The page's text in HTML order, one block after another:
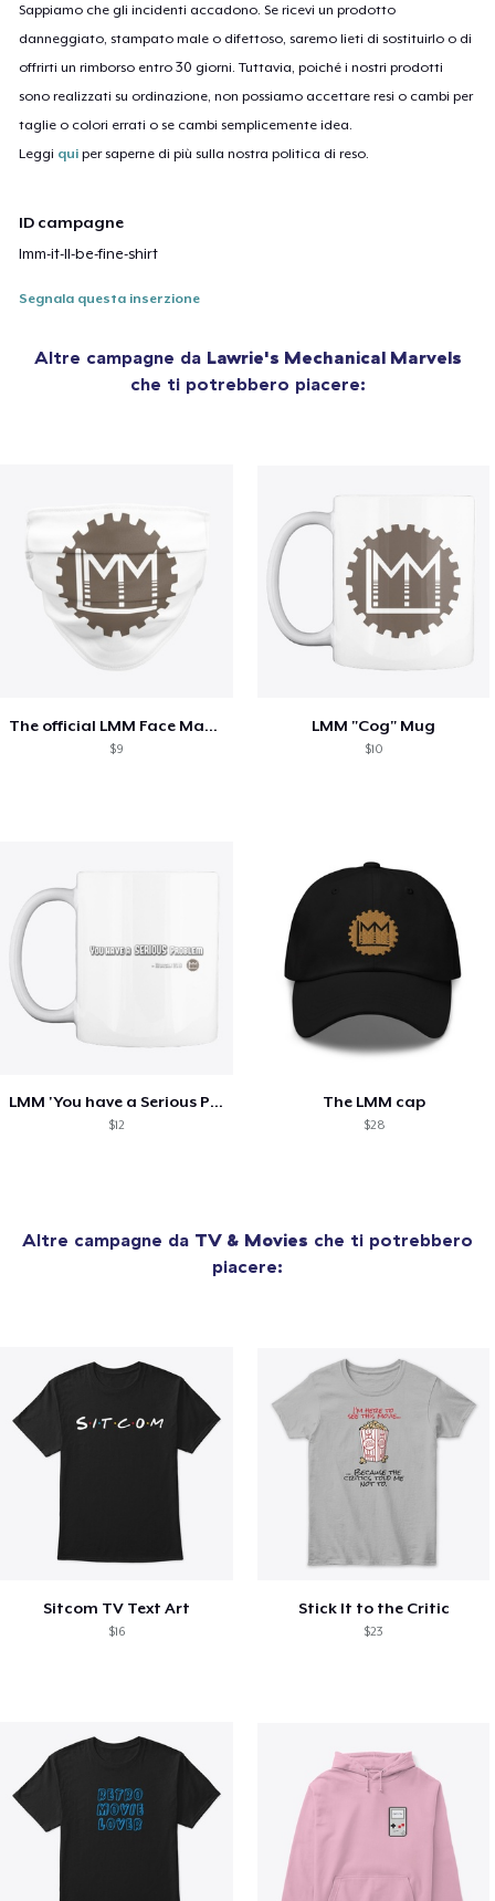
Sappiamo che gli incidenti accadono. Se ricevi un prodotto
danneggiato, stampato male o difettoso, saremo lieti di sostituirlo o di
offrirti un rimborso entro 30 giorni. Tuttavia, poiché i nostri prodotti
sono realizzati su ordinazione, non possiamo accettare resi o cambi per
taglie o colori errati o se cambi semplicemente idea.
Leggi qui per saperne di più sulla nostra politica di reso.
ID campagne
lmm-it-ll-be-fine-shirt
Segnala questa inserzione
Altre campagne da Lawrie's Mechanical Marvels
che ti potrebbero piacere:
The official LMM Face Mask!
$9
LMM "Cog" Mug
$10
LMM 'You have a Serious Problem' Mug
$12
The LMM cap
$28
Altre campagne da TV & Movies che ti potrebbero
piacere:
Sitcom TV Text Art
$16
Stick It to the Critic
$23